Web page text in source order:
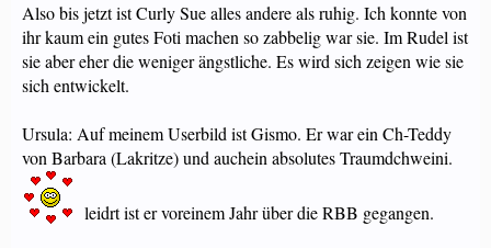
Also bis jetzt ist Curly Sue alles andere als ruhig. Ich konnte von
ihr kaum ein gutes Foti machen so zabbelig war sie. Im Rudel ist
sie aber eher die weniger ängstliche. Es wird sich zeigen wie sie
sich entwickelt.
Ursula: Auf meinem Userbild ist Gismo. Er war ein Ch-Teddy
von Barbara (Lakritze) und auchein absolutes Traumdchweini.
leidrt ist er voreinem Jahr über die RBB gegangen.